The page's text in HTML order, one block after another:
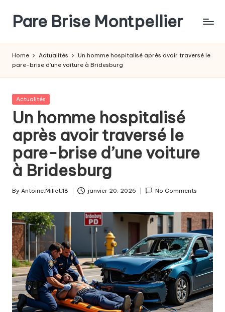
content
Pare Brise Montpellier
Home Actualités
Un homme hospitalisé après avoir traversé le
pare-brise d’une voiture à Bridesburg
Posted
Actualités
Un homme hospitalisé
après avoir traversé le
pare-brise d’une voiture
à Bridesburg
Posted
By Antoine.Millet.18 janvier 20, 2026 No Comments